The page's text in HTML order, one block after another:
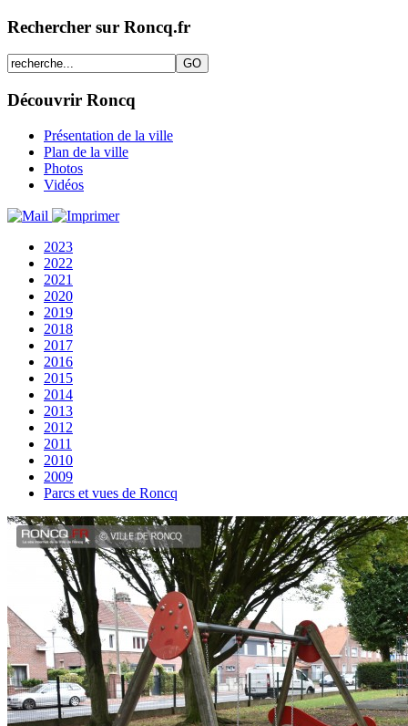
Rechercher sur Roncq.fr
Découvrir Roncq
Présentation de la ville
Plan de la ville
Photos
Vidéos
2023
2022
2021
2020
2019
2018
2017
2016
2015
2014
2013
2012
2011
2010
2009
Parcs et vues de Roncq